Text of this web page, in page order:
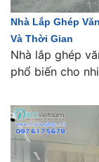
Nhà Lắp Ghép
Và Thời Gian
Nhà lắp ghép
phổ biến cho